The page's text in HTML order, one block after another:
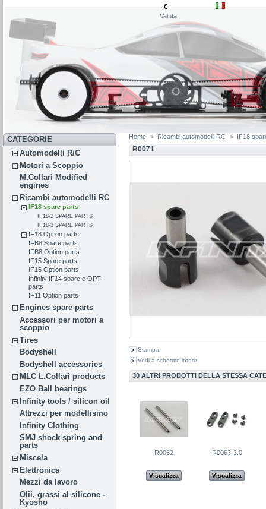
€
Valuta
CATEGORIE
Automodelli R/C
Motori a Scoppio
M.Collari Modified
engines
Ricambi automodelli RC
IF18 spare parts
IF18-2 SPARE PARTS
IF18-3 SPARE PARTS
IF18 Option parts
IFB8 Spare parts
IFB8 Option parts
IF15 Spare parts
IF15 Option parts
Infinity IF14 spare e OPT
parts
IF11 Option parts
Engines spare parts
Accessori per motori a
scoppio
Tires
Bodyshell
Bodyshell accessories
MLC L.Collari products
EZO Ball bearings
Infinity tools / silicon oil
Attrezzi per modellismo
Infinity Clothing
SMJ shock spring and
parts
Miscela
Elettronica
Mezzi da lavoro
Olii, grassi al silicone -
Kyosho
Home > Ricambi automodelli RC > IF18
R0071
Stampa
Vedi a schermo intero
30 ALTRI PRODOTTI DELLA STESSA
R0062
Visualizza
R0063-3.0
Visualizza